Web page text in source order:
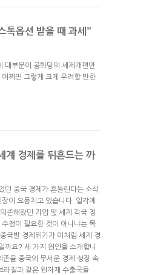
톡옵션 받을 때 과세”
대부분이 공화당의 세제개편안
쩌면 그렇게 크게 우려할 만한
계 경제를 뒤흔드는 까
던 중국 경제가 흔들린다는 소식
이 요동치고 있습니다. 일각에
존해왔던 기업 및 세계 각국 정
정이 필요한 것이 아니냐는 목
국발 경제위기가 이처럼 세계 경
까요? 세 가지 원인을 소개합니
율 중국의 무서운 경제 성장 속
라질과 같은 원자재 수출국들